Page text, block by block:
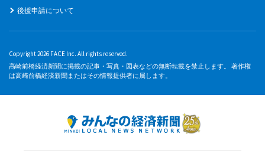
後援申請について
Copyright 2026 FACE Inc. All rights reserved.
高崎前橋経済新聞に掲載の記事・写真・図表などの無断転載を禁止します。 著作権
は高崎前橋経済新聞またはその情報提供者に属します。